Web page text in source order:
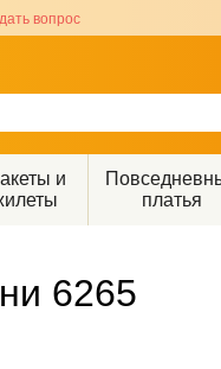
вопрос
и
платья
6265